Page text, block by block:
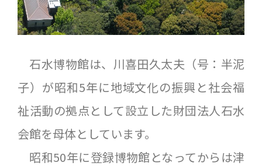
石水博物館は、川喜田久太夫（号：半泥
子）が昭和5年に地域文化の振興と社会福
祉活動の拠点として設立した財団法人石水
会館を母体としています。
昭和50年に登録博物館となってからは津